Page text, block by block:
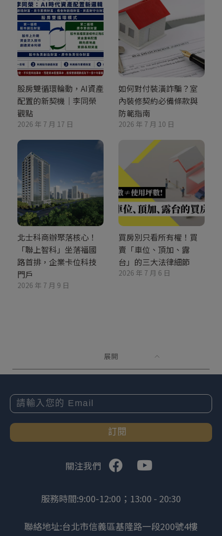
股房雙循環輪動，AI資產
配置的新契機｜李同榮
觀點
2026 年 7 月 17 日
如何對付裝潢詐騙？室
內裝修契約必備條款與
防範指南
2026 年 7 月 10 日
北士科商辦聚落核心！
「聯上智科」坐落福國
路首排，企業卡位科技
門戶
2026 年 7 月 9 日
買房別只看所有權！買
賣「車位、頂加、露
台」的三大法律細節
2026 年 7 月 6 日
展開
關注我們
訂閱
服務時間:9:00-12:00；13:00 - 20:30
聯絡地址:台北市信義區基隆路一段200號4樓